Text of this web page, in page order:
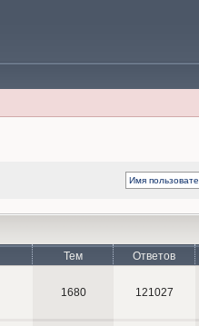
Тем Ответов
1680 121027